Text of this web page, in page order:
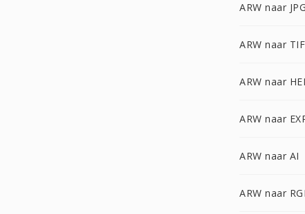
ARW naar JPG
ARW naar
ARW naar
ARW naar
ARW naar AI
ARW naar